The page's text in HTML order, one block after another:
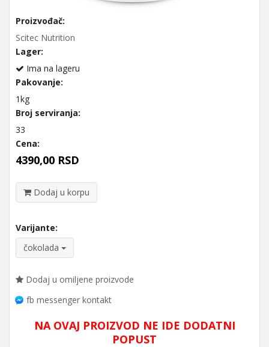
Proizvođač:
Scitec Nutrition
Lager:
Ima na lageru
Pakovanje:
1kg
Broj serviranja:
33
Cena:
4390,00 RSD
Dodaj u korpu
Varijante:
čokolada
Dodaj u omiljene proizvode
fb messenger kontakt
NA OVAJ PROIZVOD NE IDE DODATNI
POPUST